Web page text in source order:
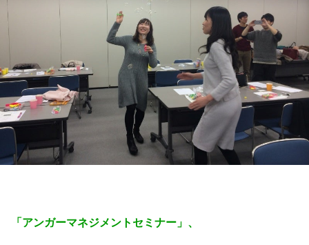
「アンガーマネジメントセミナー」、